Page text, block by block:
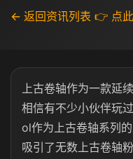
← 返回资讯列表 👉 点
上古卷轴作为一款延
相信有不少小伙伴玩
ol作为上古卷轴系列
吸引了无数上古卷轴